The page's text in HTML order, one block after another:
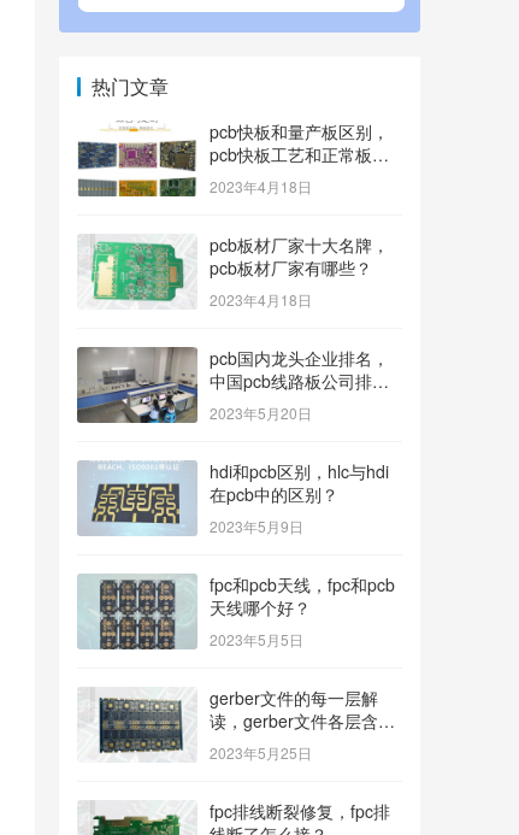
热门文章
pcb快板和量产板区别，
pcb快板工艺和正常板工
艺？
2023年4月18日
pcb板材厂家十大名牌，
pcb板材厂家有哪些？
2023年4月18日
pcb国内龙头企业排名，
中国pcb线路板公司排名
100内的有哪些？
2023年5月20日
hdi和pcb区别，hlc与hdi
在pcb中的区别？
2023年5月9日
fpc和pcb天线，fpc和pcb
天线哪个好？
2023年5月5日
gerber文件的每一层解
读，gerber文件各层含
义？
2023年5月25日
fpc排线断裂修复，fpc排